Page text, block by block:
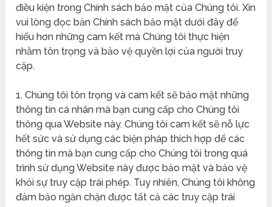
điều kiện trong Chính sách bảo mật của Chúng tôi. Xin
vui lòng đọc bản Chính sách bảo mật dưới đây để
hiểu hơn những cam kết mà Chúng tôi thực hiện
nhằm tôn trọng và bảo vệ quyền lợi của người truy
cập.
1. Chúng tôi tôn trọng và cam kết sẽ bảo mật những
thông tin cá nhân mà bạn cung cấp cho Chúng tôi
thông qua Website này. Chúng tôi cam kết sẽ nỗ lực
hết sức và sử dụng các biện pháp thích hợp để các
thông tin mà bạn cung cấp cho Chúng tôi trong quá
trình sử dụng Website này được bảo mật và bảo vệ
khỏi sự truy cập trái phép. Tuy nhiên, Chúng tôi không
đảm bảo ngăn chặn được tất cả các truy cập trái